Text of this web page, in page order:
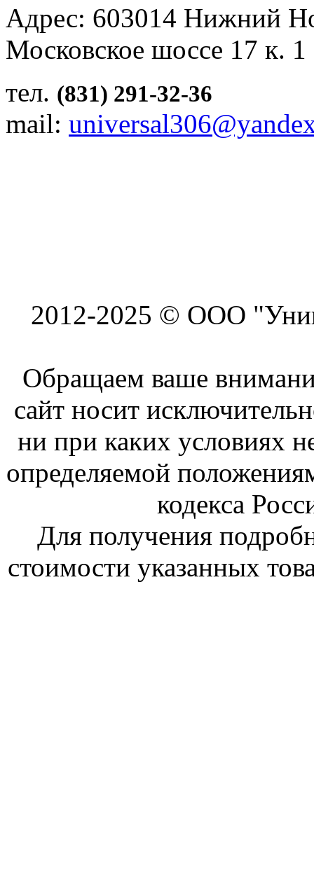
Адрес: 603014 Нижний
Московское шоссе 17 к.
тел. (831) 291-32-36
mail:
2012-2025 © ООО
Обращаем ваше
сайт носит
ни при каких условиях
определяемой
кодекса
Для получения
стоимости указанных